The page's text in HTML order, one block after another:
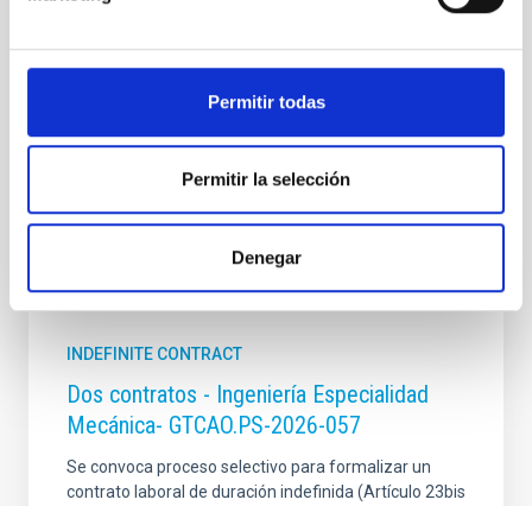
Permitir todas
Permitir la selección
Denegar
It may interest you
INDEFINITE CONTRACT
Dos contratos - Ingeniería Especialidad
Mecánica- GTCAO.PS-2026-057
Se convoca proceso selectivo para formalizar un
contrato laboral de duración indefinida (Artículo 23bis